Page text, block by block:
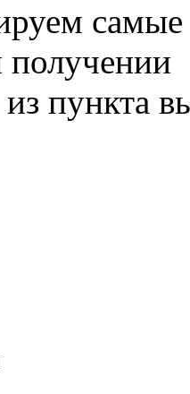
получении
пункта